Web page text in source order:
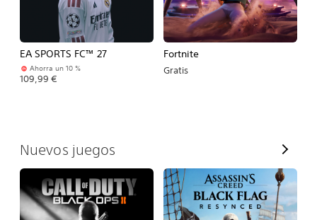
EA SPORTS FC™ 27
Ahorra un 10 %
109,99 €
Fortnite
Gratis
Nuevos juegos
V
e
r
t
o
d
o